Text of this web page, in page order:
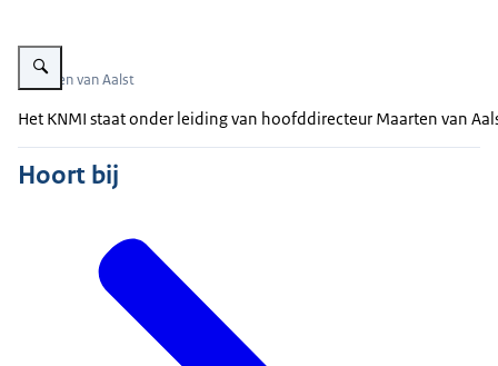
Vergroot afbeelding Maarten van Aalst
Maarten van Aalst
Het KNMI staat onder leiding van hoofddirecteur Maarten van
Hoort bij